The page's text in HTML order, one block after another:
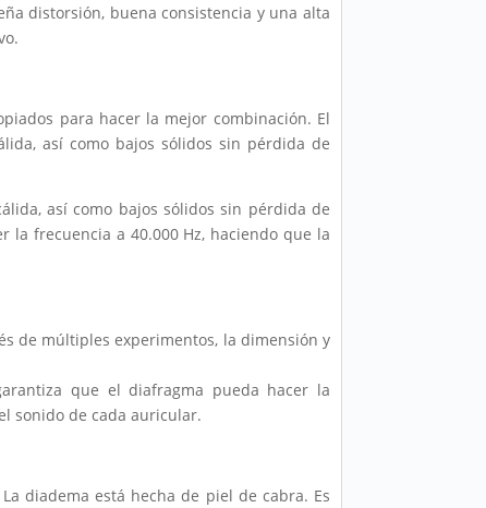
distorsión, buena consistencia y una alta
para hacer la mejor combinación. El
así como bajos sólidos sin pérdida de
así como bajos sólidos sin pérdida de
frecuencia a 40.000 Hz, haciendo que la
de múltiples experimentos, la dimensión y
que el diafragma pueda hacer la
sonido de cada auricular.
diadema está hecha de piel de cabra. Es